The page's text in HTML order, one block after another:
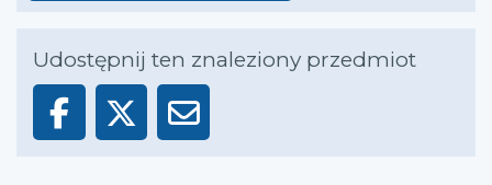
Udostępnij ten znaleziony przedmiot